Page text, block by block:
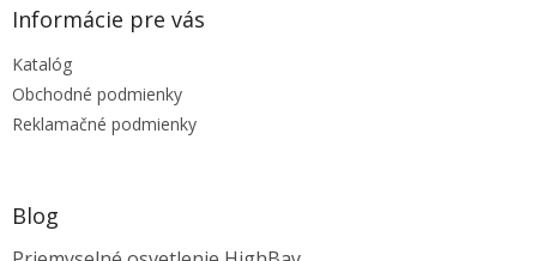
Informácie pre vás
Katalóg
Obchodné podmienky
Reklamačné podmienky
Blog